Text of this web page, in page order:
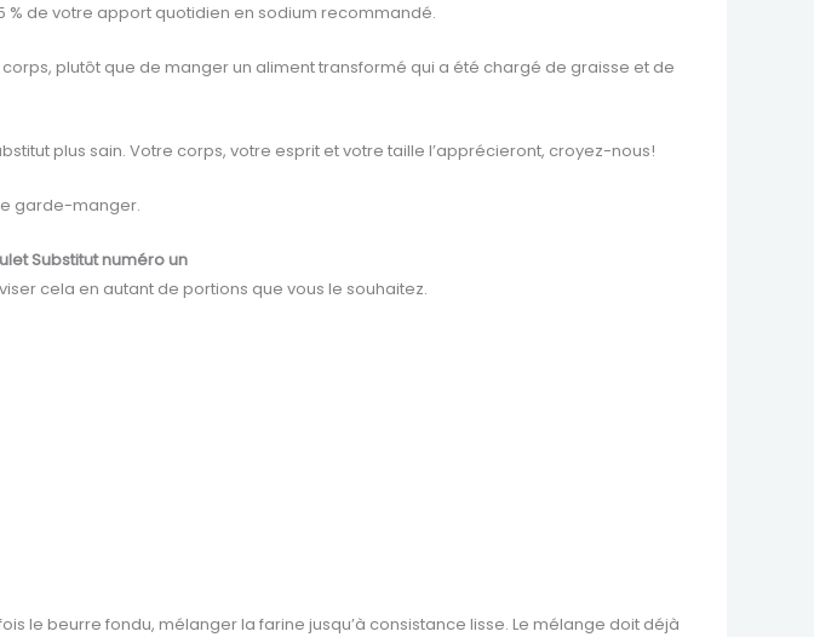
% de votre apport quotidien en sodium recommandé.
plutôt que de manger un aliment transformé qui a été chargé de graisse et de
plus sain. Votre corps, votre esprit et votre taille l’apprécieront, croyez-nous!
garde-manger.
Substitut numéro un
cela en autant de portions que vous le souhaitez.
le beurre fondu, mélanger la farine jusqu’à consistance lisse. Le mélange doit déjà